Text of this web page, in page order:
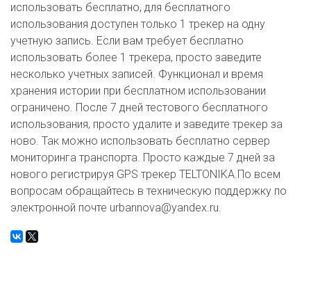
использовать бесплатно, для бесплатного
использования доступен только 1 трекер на одну
учетную запись. Если вам требует бесплатно
использовать более 1 трекера, просто заведите
несколько учетных записей. Функционал и время
хранения истории при бесплатном использовании
ограничено. После 7 дней тестового бесплатного
использования, просто удалите и заведите трекер за
ново. Так можно использовать бесплатно сервер
мониторинга транспорта. Просто каждые 7 дней за
нового регистрируя GPS трекер TELTONIKA.По всем
вопросам обращайтесь в техническую поддержку по
электронной почте urbannova@yandex.ru.